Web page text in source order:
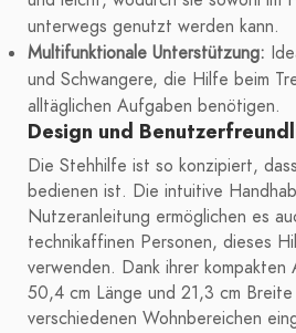
unterwegs genutzt werden kann.
Multifunktionale Unterstützung:
und Schwangere, die Hilfe beim
alltäglichen Aufgaben benötigen.
Design und
Die Stehhilfe ist so konzipiert,
bedienen ist. Die intuitive
Nutzeranleitung ermöglichen es
technikaffinen Personen, dieses
verwenden. Dank ihrer kompakten
50,4 cm Länge und 21,3 cm
verschiedenen Wohnbereichen